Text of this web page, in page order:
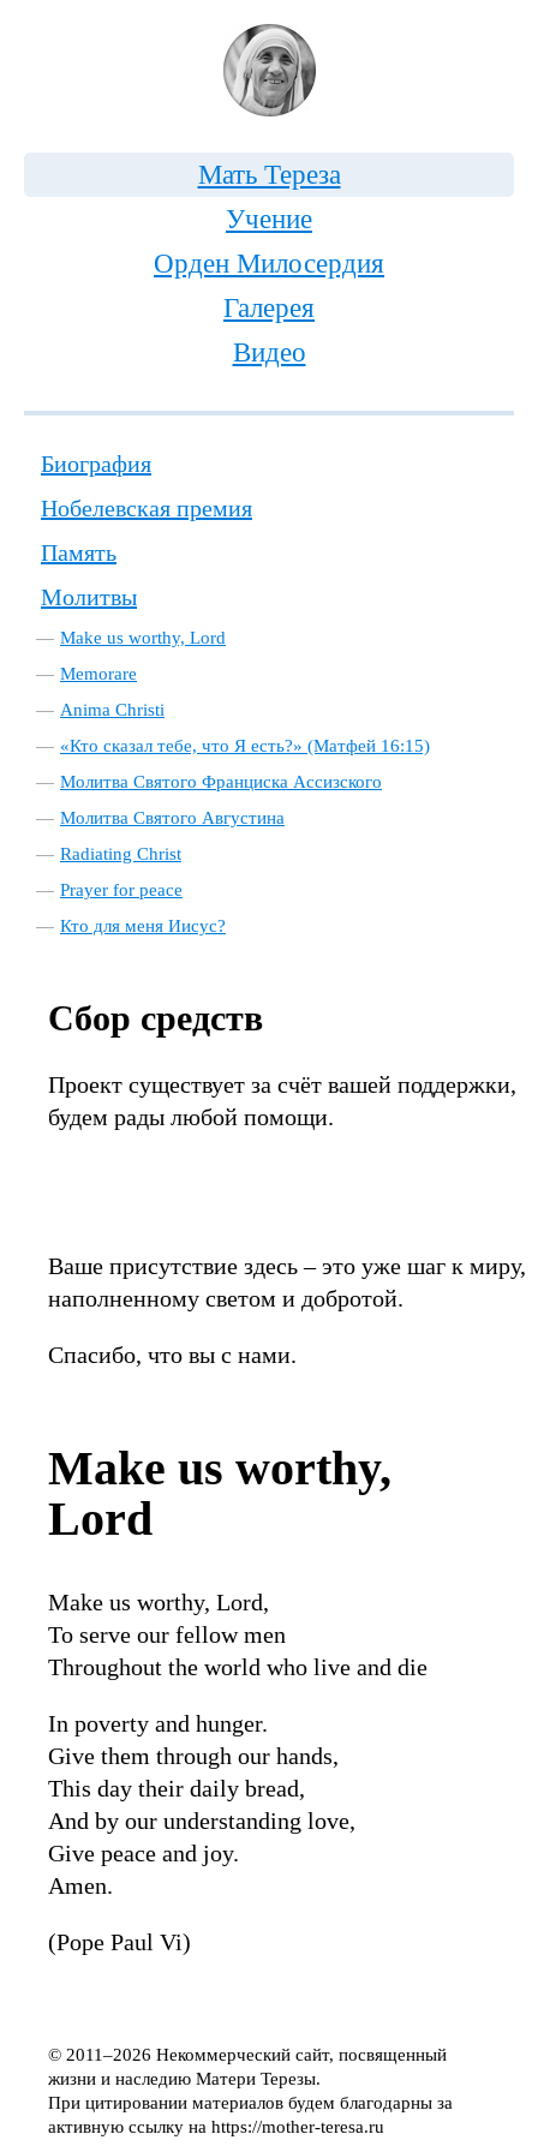
Мать Тереза
Учение
Орден Милосердия
Галерея
Видео
Биография
Нобелевская премия
Память
Молитвы
Make us worthy, Lord
Memorare
Anima Christi
«Кто сказал тебе, что Я есть?» (Матфей 16:15)
Молитва Святого Франциска Ассизского
Молитва Святого Августина
Radiating Christ
Prayer for peace
Кто для меня Иисус?
Сбор средств
Проект существует за счёт вашей поддержки,
будем рады любой помощи.
Ваше присутствие здесь – это уже шаг к миру,
наполненному светом и добротой.
Спасибо, что вы с нами.
Make us worthy,
Lord
Make us worthy, Lord,
To serve our fellow men
Throughout the world who live and die
In poverty and hunger.
Give them through our hands,
This day their daily bread,
And by our understanding love,
Give peace and joy.
Amen.
(Pope Paul Vi)
© 2011–2026 Некоммерческий сайт, посвященный
жизни и наследию Матери Терезы.
При цитировании материалов будем благодарны за
активную ссылку на https://mother-teresa.ru